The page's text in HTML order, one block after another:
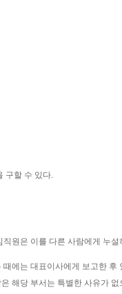
구할 수 있다.
원은 이를 다른 사람에게 누
에는 대표이사에게 보고한 후
해당 부서는 특별한 사유가 없